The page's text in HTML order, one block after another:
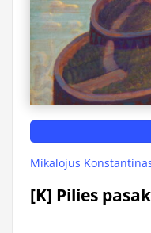
Mikalojus
[K] Pilies